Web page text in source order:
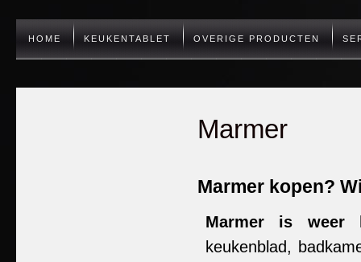
HOME KEUKENTABLET OVERIGE PRODUCTEN
Marmer
Marmer kopen?
Marmer is weer
keukenblad,